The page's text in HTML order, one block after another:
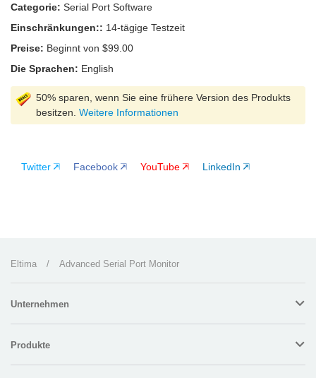
Categorie: Serial Port Software
Einschränkungen:: 14-tägige Testzeit
Preise: Beginnt von $99.00
Die Sprachen: English
50% sparen, wenn Sie eine frühere Version des Produkts
besitzen. Weitere Informationen
Twitter Facebook YouTube LinkedIn
Eltima / Advanced Serial Port Monitor
Unternehmen
Produkte